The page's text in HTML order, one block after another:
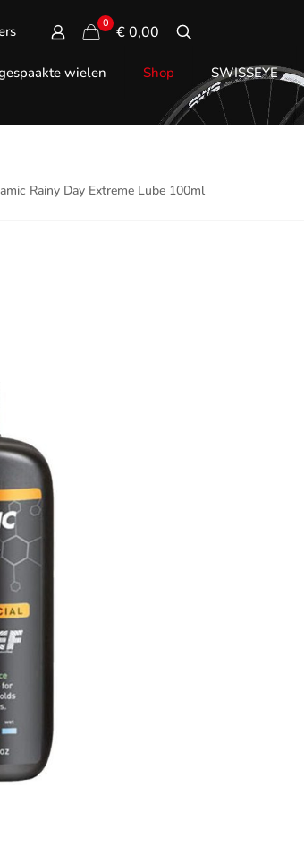
0 € 0,00
wielen Shop SWISSEYE
Rainy Day Extreme Lube 100ml